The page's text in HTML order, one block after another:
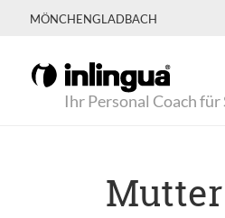
MÖNCHENGLADBACH
Ihr Personal Coach